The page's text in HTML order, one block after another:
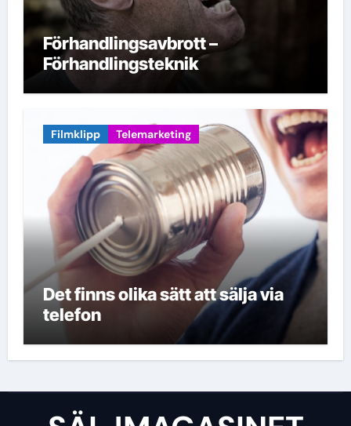
Förhandlingsavbrott –
Förhandlingsteknik
Filmklipp Telemarketing
Det finns olika sätt att sälja via
telefon